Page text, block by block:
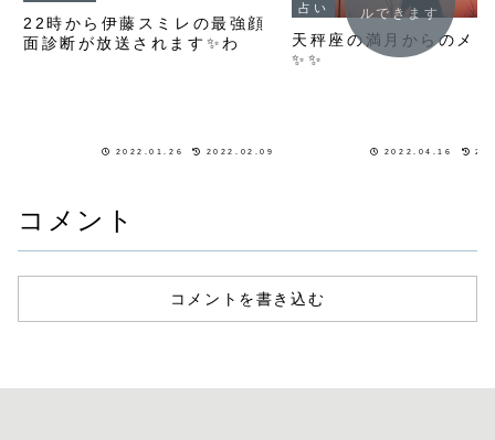
22時から伊藤スミレの最強顔
面診断が放送されます✨わ
2022.01.26 2022.02.09
占い
天秤座の満月からのメ
✨✨
2022.04.16
ルできます
コメント
コメントを書き込む